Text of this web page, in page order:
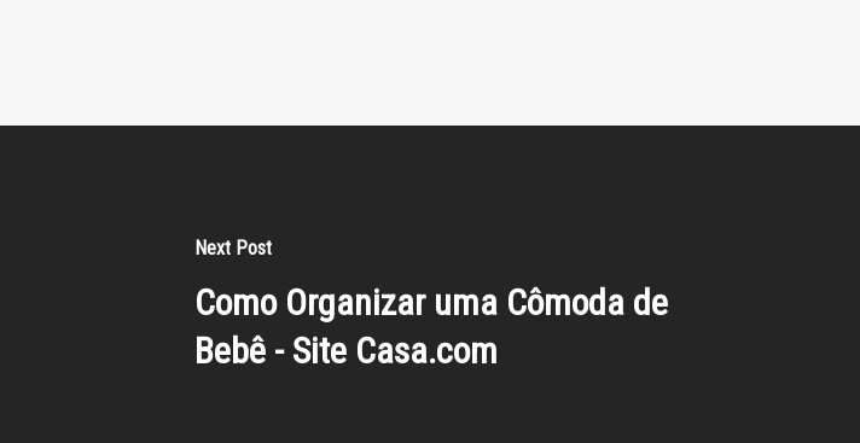
Next Post
Como Organizar uma Cômoda de
Bebê - Site Casa.com